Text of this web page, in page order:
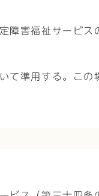
害福祉サービス
準用する。こ